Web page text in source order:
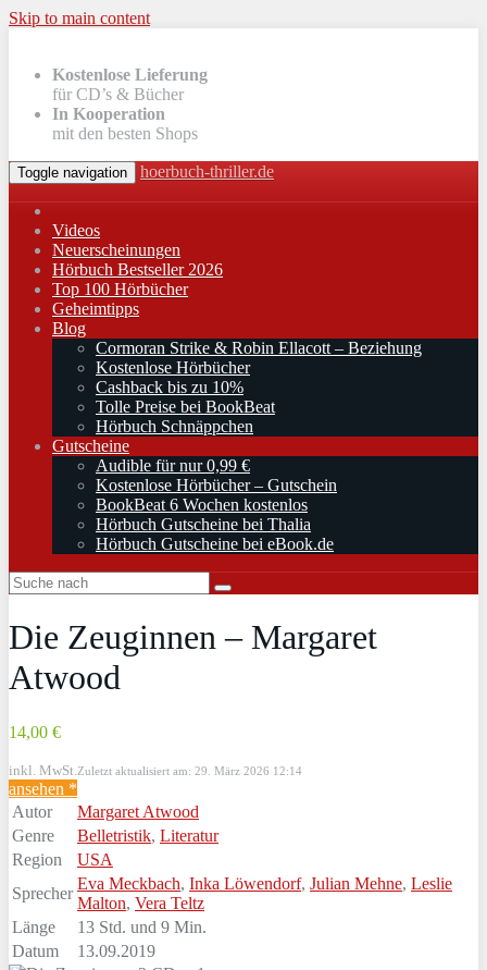
Skip to main content
Kostenlose Lieferung
für CD’s & Bücher
In Kooperation
mit den besten Shops
Toggle navigation hoerbuch-thriller.de
Videos
Neuerscheinungen
Hörbuch Bestseller 2026
Top 100 Hörbücher
Geheimtipps
Blog
Cormoran Strike & Robin Ellacott – Beziehung
Kostenlose Hörbücher
Cashback bis zu 10%
Tolle Preise bei BookBeat
Hörbuch Schnäppchen
Gutscheine
Audible für nur 0,99 €
Kostenlose Hörbücher – Gutschein
BookBeat 6 Wochen kostenlos
Hörbuch Gutscheine bei Thalia
Hörbuch Gutscheine bei eBook.de
Die Zeuginnen – Margaret
Atwood
14,00 €
inkl. MwSt. Zuletzt aktualisiert am: 29. März 2026 12:14
ansehen *
Autor
Margaret Atwood
Genre
Belletristik, Literatur
Region
USA
Sprecher
Eva Meckbach, Inka Löwendorf, Julian Mehne, Leslie
Malton, Vera Teltz
Länge
13 Std. und 9 Min.
Datum
13.09.2019